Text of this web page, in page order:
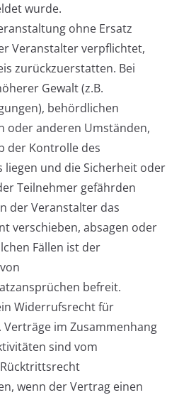
wurde.
ohne Ersatz
Veranstalter verpflichtet,
zurückzuerstatten. Bei
Gewalt (z.B.
behördlichen
oder anderen Umständen,
der Kontrolle des
liegen und die Sicherheit oder
Teilnehmer gefährden
der Veranstalter das
verschieben, absagen oder
Fällen ist der
befreit.
Widerrufsrecht für
im Zusammenhang
sind vom
wenn der Vertrag einen